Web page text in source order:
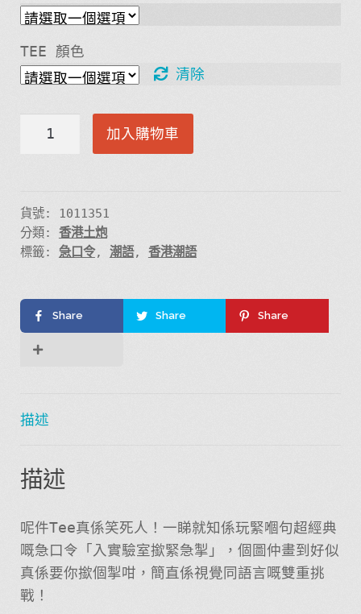
TEE 顏色
清除
撳
緊
急
Tee
設
計
加入購物車
貨號: 1011351
分類: 香港土炮
標籤: 急口令, 潮語, 香港潮語
Share Share Share
描述
描述
呢件Tee真係笑死人！一睇就知係玩緊嗰句超經典
嘅急口令「入實驗室撳緊急掣」，個圖仲畫到好似
真係要你撳個掣咁，簡直係視覺同語言嘅雙重挑
戰！